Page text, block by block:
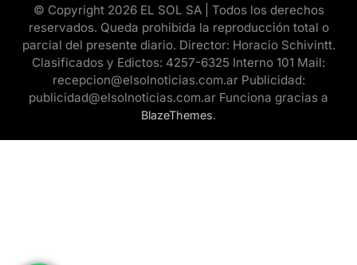
© Copyright 2026 EL SOL SA | Todos los derechos
reservados. Queda prohibida la reproducción total o
parcial del presente diario. Director: Horacio Schivintt.
Clasificados y Edictos: 4257-6325 Interno 101 Mail:
recepcion@elsolnoticias.com.ar Publicidad:
publicidad@elsolnoticias.com.ar Funciona gracias a
BlazeThemes.